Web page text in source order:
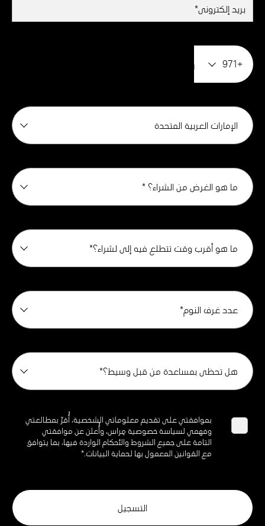
+971
الإمارات العربية المتحدة
ما هو الغرض من الشراء؟ *
ما هو أقرب وقت تتطلع فيه إلى لشراء؟*
عدد غرف النوم*
هل تحظى بمساعدة من قبل وسيط؟*
بموافقتي على تقديم معلوماتي الشخصية، أُقرّ بمطالعتي
وفهمي لسياسة خصوصية مِراس، وأُعلن عن موافقتي
التامة على جميع الشروط والأحكام الواردة فيها، بما يتوافق
مع القوانين المعمول بها لحماية البيانات.*